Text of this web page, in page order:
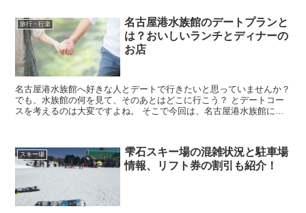
旅行・行楽
名古屋港水族館のデートプランと
は？おいしいランチとディナーの
お店
名古屋港水族館へ好きな人とデートで行きたいと思っていませんか？
でも、水族館の何を見て、そのあとはどこに行こう？ とデートコー
スを考えるのは大変ですよね。 そこで今回は、名古屋港水族館に行
スキー場
雫石スキー場の混雑状況と駐車場
情報、リフト券の割引も紹介！